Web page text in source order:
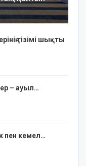
тізімі шықты
– ауыл…
пен кемел…